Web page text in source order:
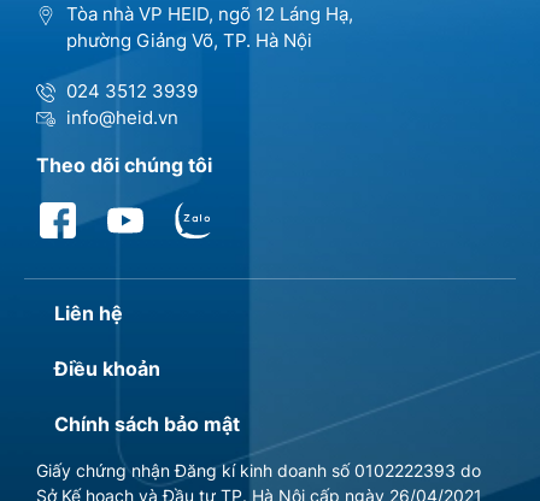
Tòa nhà VP HEID, ngõ 12 Láng Hạ,
phường Giảng Võ, TP. Hà Nội
024 3512 3939
info@heid.vn
Theo dõi chúng tôi
Liên hệ
Điều khoản
Chính sách bảo mật
Giấy chứng nhận Đăng kí kinh doanh số 0102222393 do
Sở Kế hoạch và Đầu tư TP. Hà Nội cấp ngày 26/04/2021